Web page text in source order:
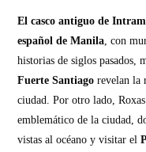
El casco antiguo de
español de Manila, con
historias de siglos pasados,
Fuerte Santiago revelan la
ciudad. Por otro lado,
emblemático de la ciudad,
vistas al océano y visitar el